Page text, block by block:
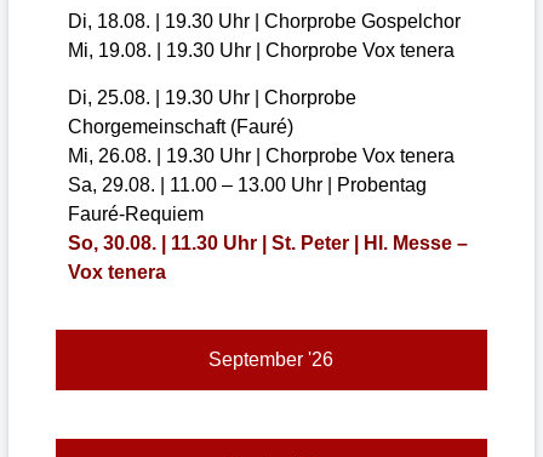
Seelsorgebereich Ehrenfeld >Musik>Chöre>
September '26
Di, 18.08. | 19.30 Uhr | Chorprobe Gospelchor
Mi, 19.08. | 19.30 Uhr | Chorprobe Vox tenera
Di, 25.08. | 19.30 Uhr | Chorprobe
Chorgemeinschaft (Fauré)
Mi, 26.08. | 19.30 Uhr | Chorprobe Vox tenera
Sa, 29.08. | 11.00 – 13.00 Uhr | Probentag
Fauré-Requiem
So, 30.08. | 11.30 Uhr | St. Peter | Hl. Messe –
Vox tenera